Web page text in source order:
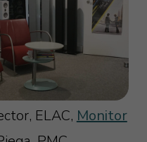
ELAC, Monitor